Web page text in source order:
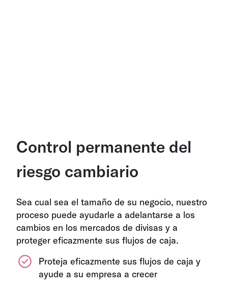
Control permanente del
riesgo cambiario
Sea cual sea el tamaño de su negocio, nuestro
proceso puede ayudarle a adelantarse a los
cambios en los mercados de divisas y a
proteger eficazmente sus flujos de caja.
Proteja eficazmente sus flujos de caja y
ayude a su empresa a crecer